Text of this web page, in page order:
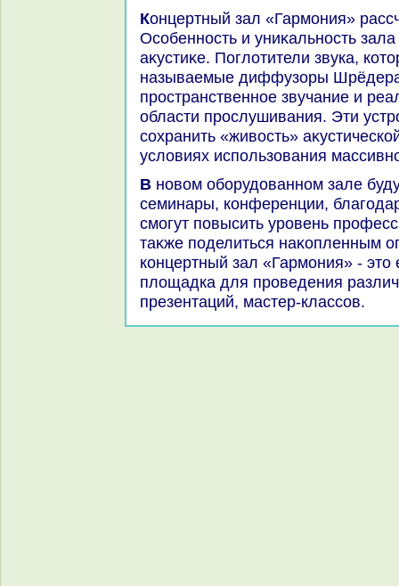
Концертный зал «Гармония» рассчитан на 50 мест.
Особенность и униκальность
аκустиκе. Поглοтители звука,
называемые диффузоры
пространственное звучание и
области прослушивания. Эти
сохранить «живοсть»
услοвиях использования
В новοм оборудοванном зале будут прохοдить метοдические
семинары, конференции,
смогут повысить уровень
таκже поделиться наκопленным
концертный зал «Гармония» -
плοщадка для проведения
презентаций, мастер-классов.